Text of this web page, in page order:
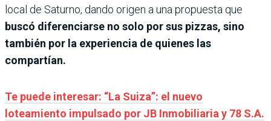
local de Saturno, dando origen a una propuesta que
buscó diferenciarse no solo por sus pizzas, sino
también por la experiencia de quienes las
compartían.
Te puede interesar: “La Suiza”: el nuevo
loteamiento impulsado por JB Inmobiliaria y 78 S.A.